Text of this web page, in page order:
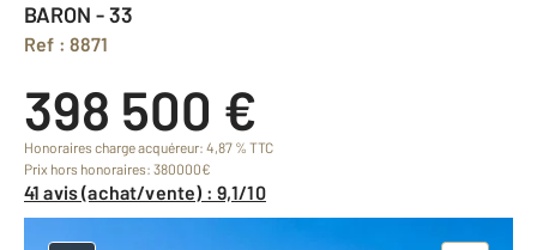
BARON - 33
Ref : 8871
398 500 €
Honoraires charge acquéreur: 4,87 % TTC
Prix hors honoraires: 380000€
41 avis (achat/vente) : 9,1/10